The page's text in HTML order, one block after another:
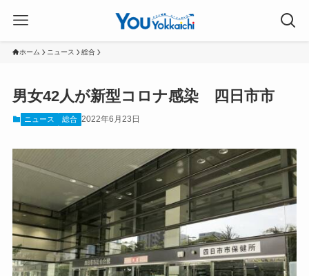
ホーム ニュース 総合
男女42人が新型コロナ感染 四日市市
ニュース 総合 2022年6月23日